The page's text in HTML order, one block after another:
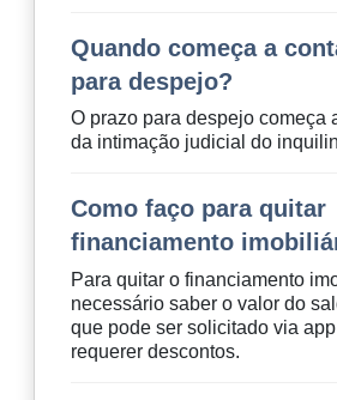
Quando começa a
para despejo?
O prazo para despejo começa
da intimação judicial do
Como faço para quitar
financiamento
Para quitar o financiamento
necessário saber o valor do
que pode ser solicitado via
requerer descontos.